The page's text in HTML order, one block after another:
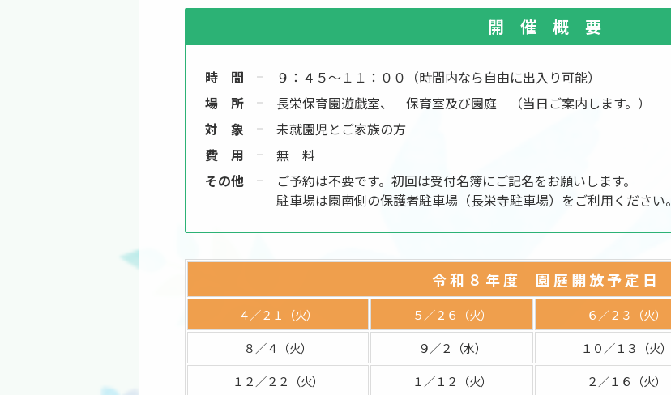
開 催 概 要
時 間
９：４５～１１：００（時間内なら自由に出入り可能）
場 所
長栄保育園遊戯室、 保育室及び園庭 （当日ご案内します。）
対 象
未就園児とご家族の方
費 用
無 料
その他
ご予約は不要です。初回は受付名簿にご記名をお願いします。
駐車場は園南側の保護者駐車場（長栄寺駐車場）をご利用ください。
令 和 ８ 年 度 園 庭 開 放 予 定 日
４／２１（火） ５／２６（火） ６／２３（火）
８／４（火）
９／２（水） １０／１３（火）
１２／２２（火）
１／１２（火） ２／１６（火）